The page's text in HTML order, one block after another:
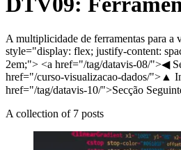
A multiplicidade de ferramentas para a
style="display: flex; justify-content:
2em;"> <a href="/tag/datavis-08/">◀
href="/curso-visualizacao-dados/">▲
href="/tag/datavis-10/">Secção
A collection of 7 posts